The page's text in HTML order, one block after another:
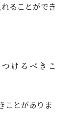
ることができ
けるべきこ
ことがありま